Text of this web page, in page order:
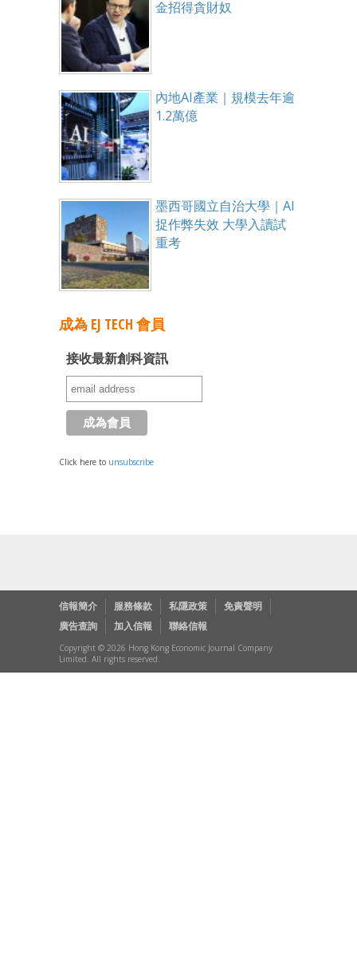
金招得貪財奴
內地AI產業｜規模去年逾
1.2萬億
墨西哥國立自治大學｜AI
捉作弊失效 大學入讀試
重考
成為 EJ TECH 會員
接收最新創科資訊
Click here to unsubscribe
信報簡介 服務條款 私隱政策
免責聲明
廣告查詢
加入信報 聯絡信報
Copyright © 2026 Hong Kong Economic Journal Company
Limited. All rights reserved.